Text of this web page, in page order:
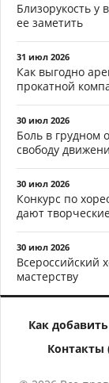
Близорукость у
ее заметить
31 июл 2026
Как выгодно
прокатной
30 июл 2026
Боль в грудном
свободу
30 июл 2026
Конкурс по
дают
30 июл 2026
Всероссийский
мастерству
Как
Контакты